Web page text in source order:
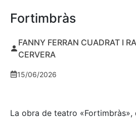
Fortimbràs
FANNY FERRAN CUADRAT I
CERVERA
15/06/2026
La obra de teatro «Fortimbràs»,